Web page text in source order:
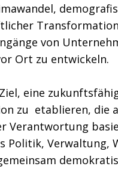
von
Ort zu entwickeln.
eine
zu etablieren, die
Verantwortung
Verwaltung,